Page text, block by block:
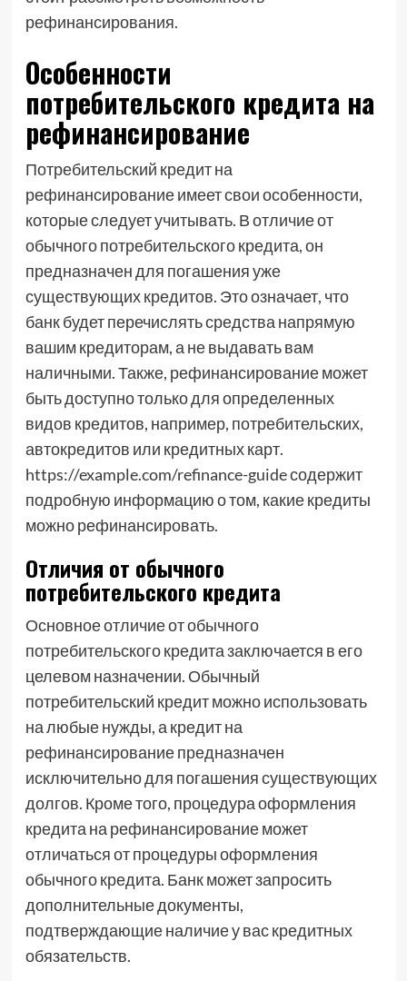
рефинансирования.
Особенности
потребительского кредита на
рефинансирование
Потребительский кредит на
рефинансирование имеет свои особенности,
которые следует учитывать. В отличие от
обычного потребительского кредита, он
предназначен для погашения уже
существующих кредитов. Это означает, что
банк будет перечислять средства напрямую
вашим кредиторам, а не выдавать вам
наличными. Также, рефинансирование может
быть доступно только для определенных
видов кредитов, например, потребительских,
автокредитов или кредитных карт.
https://example.com/refinance-guide содержит
подробную информацию о том, какие кредиты
можно рефинансировать.
Отличия от обычного
потребительского кредита
Основное отличие от обычного
потребительского кредита заключается в его
целевом назначении. Обычный
потребительский кредит можно использовать
на любые нужды, а кредит на
рефинансирование предназначен
исключительно для погашения существующих
долгов. Кроме того, процедура оформления
кредита на рефинансирование может
отличаться от процедуры оформления
обычного кредита. Банк может запросить
дополнительные документы,
подтверждающие наличие у вас кредитных
обязательств.